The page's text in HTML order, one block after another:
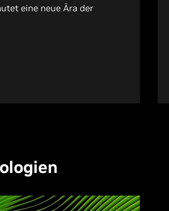
eine neue Ära der